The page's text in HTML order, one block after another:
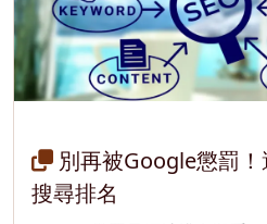
別再被Google懲罰
搜尋排名